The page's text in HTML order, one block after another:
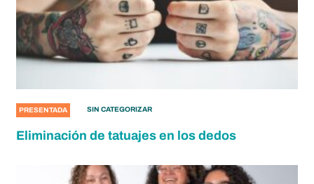
PRESENTADA SIN CATEGORIZAR
Eliminación de tatuajes en los dedos